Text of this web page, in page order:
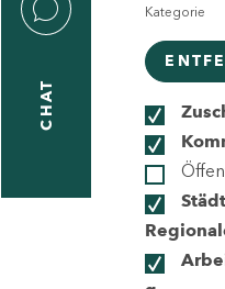
CHAT
Kategorie